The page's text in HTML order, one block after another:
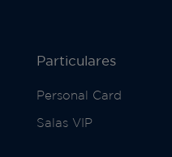
Particulares
Personal Card
Salas VIP